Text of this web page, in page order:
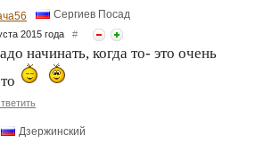
Сергиев Посад
2015 года #
начинать, когда то- это очень
Дзержинский